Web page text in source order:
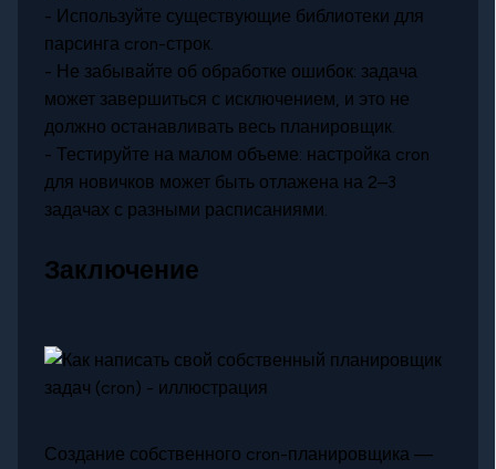
- Используйте существующие библиотеки для
парсинга cron-строк.
- Не забывайте об обработке ошибок: задача
может завершиться с исключением, и это не
должно останавливать весь планировщик.
- Тестируйте на малом объеме: настройка cron
для новичков может быть отлажена на 2–3
задачах с разными расписаниями.
Заключение
Создание собственного cron-планировщика —